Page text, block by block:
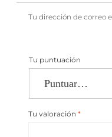
Tu dirección de correo
Tu puntuación
Tu valoración *